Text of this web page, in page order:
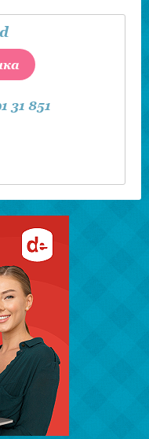
31 851